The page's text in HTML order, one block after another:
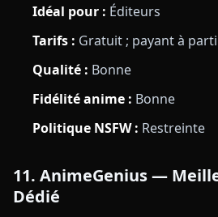
Idéal pour : Éditeurs
Tarifs : Gratuit ; payant à
Qualité : Bonne
Fidélité anime : Bonne
Politique NSFW : Restreinte
11. AnimeGenius —
Dédié